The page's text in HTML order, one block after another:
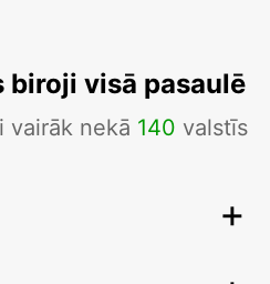
biroji visā pasaulē
vairāk nekā 140 valstīs